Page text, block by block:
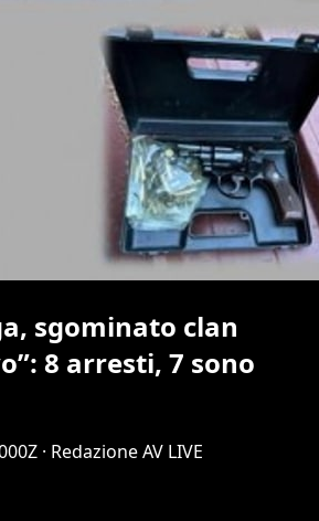
sgominato clan
8 arresti, 7 sono
· Redazione AV LIVE